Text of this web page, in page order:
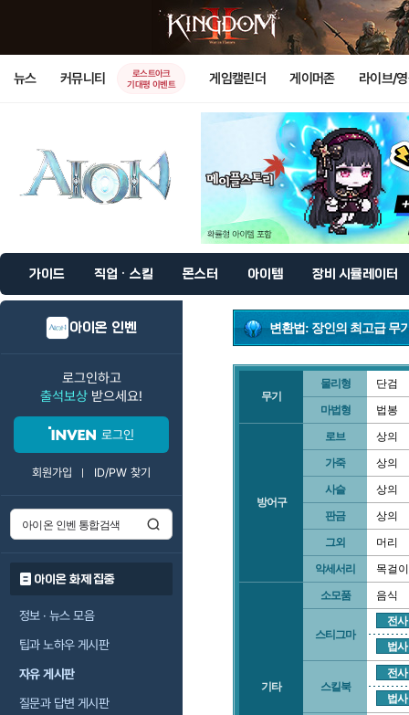
뉴스 커뮤니티
로스트아크
기대평 이벤트
게임캘린더 게이머존 라이브/
가이드 직업 · 스킬 몬스터 아이템 장비 시뮬레이터
아이온 인벤
로그인하고
출석보상 받으세요!
로그인
회원가입 ID/PW 찾기
아이온 화제 집중
정보 · 뉴스 모음
팁과 노하우 게시판
자유 게시판
질문과 답변 게시판
변환법: 장인의 최고급 무
무기
물리형 단검
마법형 법봉
방어구
로브 상의
가죽 상의
사슬 상의
판금 상의
그외 머리
악세서리 목걸이
기타
소모품 음식
스티그마
전사
법사
스킬북
전사
법사